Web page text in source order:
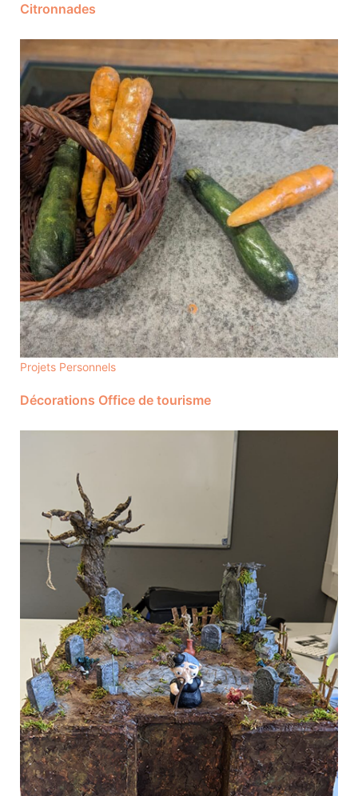
Citronnades
Projets Personnels
Décorations Office de tourisme